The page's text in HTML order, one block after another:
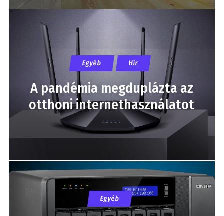
Egyéb Hír
A pandémia megduplázta az
otthoni internethasználatot
Egyéb